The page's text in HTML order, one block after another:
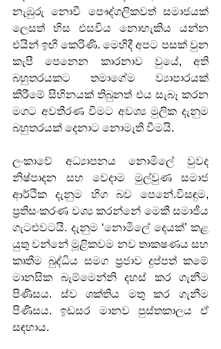
නැඹුරු නොවී පෞද්ගලිකවත් සමාජයක්
ලෙසත් හිස එසවිය නොහැකිය යන්න
එයින් ඉඟි කෙරිණි. මෙහිදී අපට පසක් වුන
කැපී පෙනෙන කාරනාව වුයේ, අති
බහුතරයකට තමාගේම ව්‍යාපාරයක්
කිරීමේ සිහිනයක් තිබුනත් එය සැබෑ කරන
මගට අවතීරණ වීමට අවශ්‍ය මුලික දැනුම
බහුතරයක් දෙනාට නොමැති වීමයි.
ලංකාවේ අධ්‍යාපනය නොමිලේ වුවද
නිෂ්පාදන සහ වෙදාම මුල්වුණ සමාජ
ආර්ථික දැනුම හිග බව පෙනේ.විසඳුම,
ප්‍රතිසංකරණ වශ්‍ය කරන්නේ මෙකී සමාජීය
ගැටළුවටයි. දැනුම ‘නොමිලේ දෙයක්’ කළ
යුතු වන්නේ මූළිකවම නව තාකෂණය සහ
කෘතීම බුද්ධිය සමග ප්‍රජාව දුප්පත් කමේ
මානසික බැම්මෙන්නි දහස් කර ගැනීම
පිණිසය. ස්ව ශක්තිය මතු කර ගැනීම
පිණිසය. ඉඩසර මානව පුස්තකාලය ඒ
සඳහාය.